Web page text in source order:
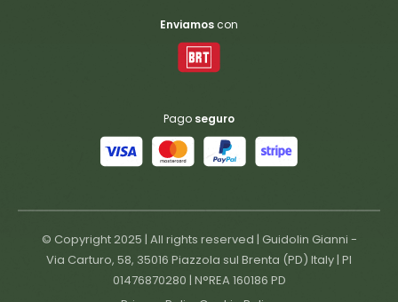
Enviamoscon
Pago seguro
© Copyright 2025 | All rights reserved | Guidolin Gianni -
Via Carturo, 58, 35016 Piazzola sul Brenta (PD) Italy | PI
01476870280 | N°REA 160186 PD